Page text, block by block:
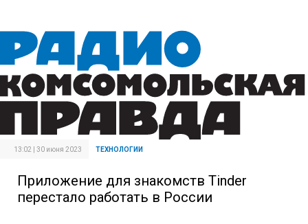
13:02 | 30 июня 2023 ТЕХНОЛОГИИ
Приложение для знакомств Tinder
перестало работать в России